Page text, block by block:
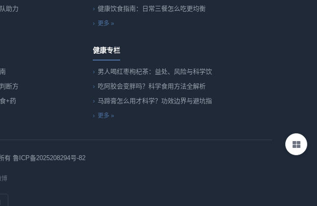
助力
健康饮食指南：日常三餐怎么吃更均衡
更多 »
断方
+药
健康专栏
男人喝红枣枸杞茶：益处、风险与科学饮
吃阿胶会变胖吗？科学食用方法全解析
马蹄膏怎么用才科学？功效边界与避坑指
更多 »
有 鲁ICP备2025208294号-82
博